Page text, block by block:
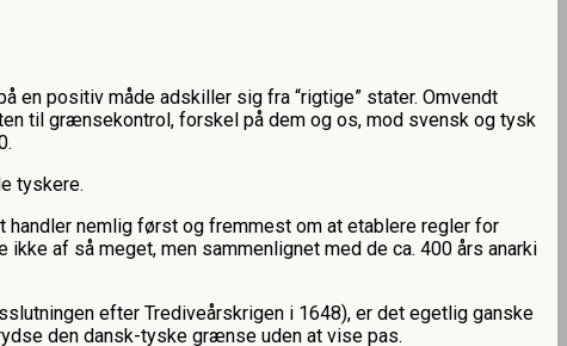
en positiv måde adskiller sig fra “rigtige” stater. Omvendt
til grænsekontrol, forskel på dem og os, mod svensk og tysk
tyskere.
nemlig først og fremmest om at etablere regler for
af så meget, men sammenlignet med de ca. 400 års anarki
efter Trediveårskrigen i 1648), er det egetlig ganske
den dansk-tyske grænse uden at vise pas.